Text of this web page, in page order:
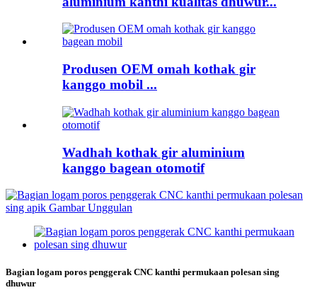
Produsen OEM omah kothak gir
kanggo mobil ...
Wadhah kothak gir aluminium
kanggo bagean otomotif
Bagian logam poros penggerak CNC kanthi permukaan polesan sing
dhuwur